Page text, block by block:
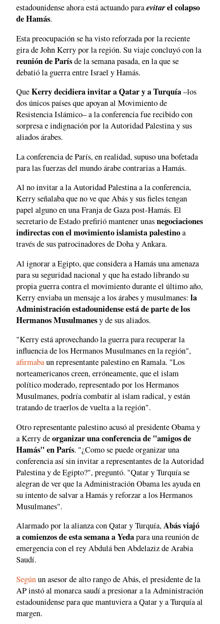
estadounidense ahora está actuando paraevitarel colapso
de Hamás.
Esta preocupación se ha visto reforzada por la reciente
gira de John Kerry por la región. Su viaje concluyó con la
reunión de Parísde la semana pasada, en la que se
debatió la guerra entre Israel y Hamás.
QueKerry decidiera invitar a Qatar y a Turquía–los
dos únicos países que apoyan al Movimiento de
Resistencia Islámico– a la conferencia fue recibido con
sorpresa e indignación por la Autoridad Palestina y sus
aliados árabes.
La conferencia de París, en realidad, supuso una bofetada
para las fuerzas del mundo árabe contrarias a Hamás.
Al no invitar a la Autoridad Palestina a la conferencia,
Kerry señalaba que no ve que Abás y sus fieles tengan
papel alguno en una Franja de Gaza post-Hamás. El
secretario de Estado prefirió mantener unasnegociaciones
indirectas con el movimiento islamista palestinoa
través de sus patrocinadores de Doha y Ankara.
Al ignorar a Egipto, que considera a Hamás una amenaza
para su seguridad nacional y que ha estado librando su
propia guerra contra el movimiento durante el último año,
Kerry enviaba un mensaje a los árabes y musulmanes: la
Administración estadounidense está de parte de los
Hermanos Musulmanesy de sus aliados.
"Kerry está aprovechando la guerra para recuperar la
influencia de los Hermanos Musulmanes en la región",
afirmabaun representante palestino en Ramala. "Los
norteamericanos creen, erróneamente, que el islam
político moderado, representado por los Hermanos
Musulmanes, podría combatir al islam radical, y están
tratando de traerlos de vuelta a la región".
Otro representante palestino acusó al presidente Obama y
a Kerry deorganizar una conferencia de "amigos de
Hamás" en París. "¿Como se puede organizar una
conferencia así sin invitar a representantes de la Autoridad
Palestina y de Egipto?", preguntó. "Qatar y Turquía se
alegran de ver que la Administración Obama les ayuda en
su intento de salvar a Hamás y reforzar a los Hermanos
Musulmanes".
Alarmado por la alianza con Qatar y Turquía,Abás viajó
a comienzos de esta semana a Yedapara una reunión de
emergencia con el rey Abdulá ben Abdelaziz de Arabia
Saudí.
Segúnun asesor de alto rango de Abás, el presidente de la
AP instó al monarca saudí a presionar a la Administración
estadounidense para que mantuviera a Qatar y a Turquía al
margen.